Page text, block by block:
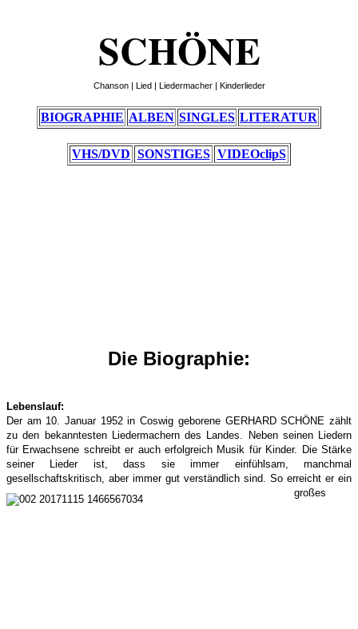
SCHÖNE
Chanson | Lied | Liedermacher | Kinderlieder
BIOGRAPHIE ALBEN SINGLES LITERATUR
VHS/DVD SONSTIGES VIDEOclipS
Die Biographie:
Lebenslauf:
Der am 10. Januar 1952 in Coswig geborene GERHARD SCHÖNE zählt
zu den bekanntesten Liedermachern des Landes. Neben seinen Liedern
für Erwachsene schreibt er auch erfolgreich Musik für Kinder. Die Stärke
seiner Lieder ist, dass sie immer einfühlsam, manchmal
gesellschaftskritisch, aber immer gut verständlich sind.
So erreicht er ein
großes